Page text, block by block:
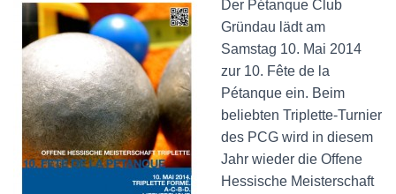
Der Pétanque Club
Gründau lädt am
Samstag 10. Mai 2014
zur 10. Fête de la
Pétanque ein. Beim
beliebten Triplette-Turnier
des PCG wird in diesem
Jahr wieder die Offene
Hessische Meisterschaft